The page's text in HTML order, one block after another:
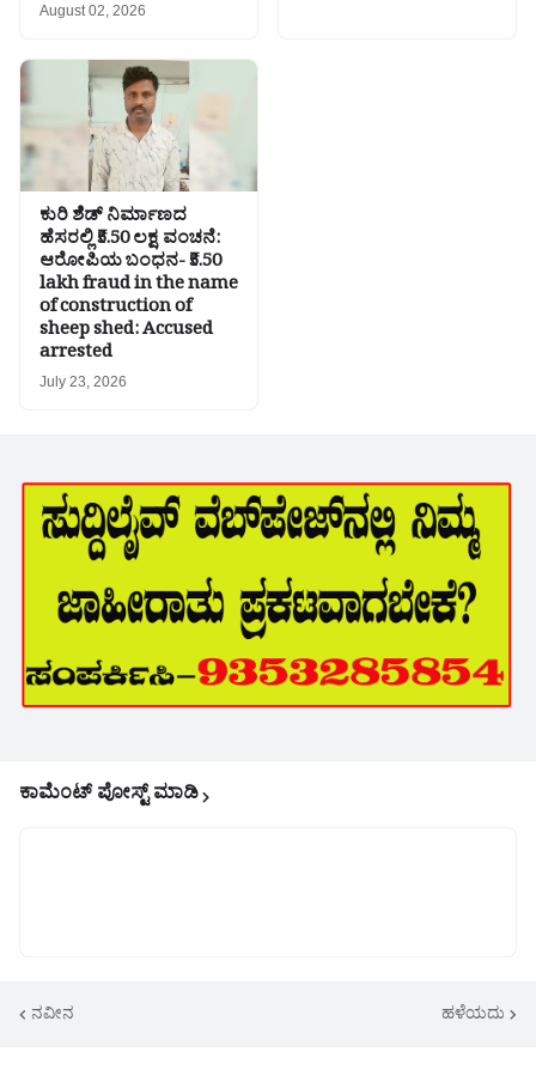
August 02, 2026
ಕುರಿ ಶೆಡ್ ನಿರ್ಮಾಣದ
ಹೆಸರಲ್ಲಿ ₹5.50 ಲಕ್ಷ ವಂಚನೆ:
ಆರೋಪಿಯ ಬಂಧನ- ₹5.50
lakh fraud in the name
of construction of
sheep shed: Accused
arrested
July 23, 2026
ಕಾಮೆಂಟ್‌‌ ಪೋಸ್ಟ್‌ ಮಾಡಿ
ನವೀನ ಹಳೆಯದು